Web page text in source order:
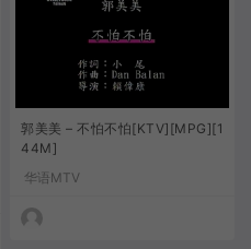
郭美美 – 不怕不怕[KTV][MPG][1
44M]
华语MTV